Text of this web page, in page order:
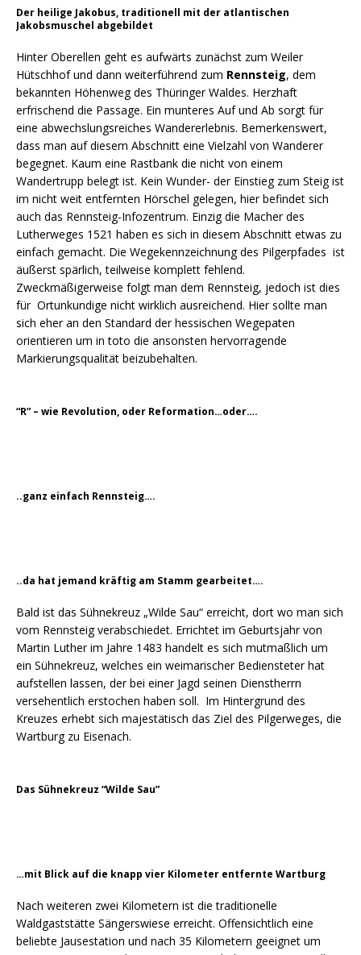
Der heilige Jakobus, traditionell mit der atlantischen
Jakobsmuschel abgebildet
Hinter Oberellen geht es aufwärts zunächst zum Weiler
Hütschhof und dann weiterführend zum Rennsteig, dem
bekannten Höhenweg des Thüringer Waldes. Herzhaft
erfrischend die Passage. Ein munteres Auf und Ab sorgt für
eine abwechslungsreiches Wandererlebnis. Bemerkenswert,
dass man auf diesem Abschnitt eine Vielzahl von Wanderer
begegnet. Kaum eine Rastbank die nicht von einem
Wandertrupp belegt ist. Kein Wunder- der Einstieg zum Steig ist
im nicht weit entfernten Hörschel gelegen, hier befindet sich
auch das Rennsteig-Infozentrum. Einzig die Macher des
Lutherweges 1521 haben es sich in diesem Abschnitt etwas zu
einfach gemacht. Die Wegekennzeichnung des Pilgerpfades ist
äußerst spärlich, teilweise komplett fehlend.
Zweckmäßigerweise folgt man dem Rennsteig, jedoch ist dies
für Ortunkundige nicht wirklich ausreichend. Hier sollte man
sich eher an den Standard der hessischen Wegepaten
orientieren um in toto die ansonsten hervorragende
Markierungsqualität beizubehalten.
“R” – wie Revolution, oder Reformation…oder….
..ganz einfach Rennsteig….
..da hat jemand kräftig am Stamm gearbeitet….
Bald ist das Sühnekreuz „Wilde Sau“ erreicht, dort wo man sich
vom Rennsteig verabschiedet. Errichtet im Geburtsjahr von
Martin Luther im Jahre 1483 handelt es sich mutmaßlich um
ein Sühnekreuz, welches ein weimarischer Bediensteter hat
aufstellen lassen, der bei einer Jagd seinen Dienstherrn
versehentlich erstochen haben soll. Im Hintergrund des
Kreuzes erhebt sich majestätisch das Ziel des Pilgerweges, die
Wartburg zu Eisenach.
Das Sühnekreuz “Wilde Sau”
…mit Blick auf die knapp vier Kilometer entfernte Wartburg
Nach weiteren zwei Kilometern ist die traditionelle
Waldgaststätte Sängerswiese erreicht. Offensichtlich eine
beliebte Jausestation und nach 35 Kilometern geeignet um